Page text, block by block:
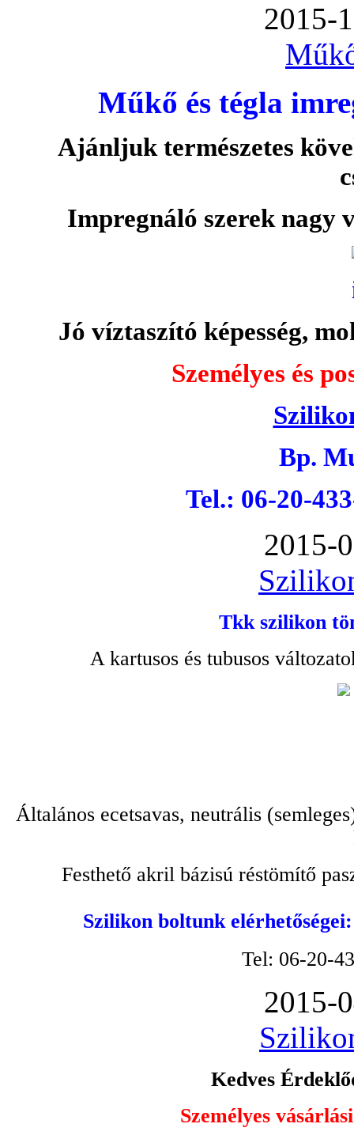
2015-
Műkő és tégla
Ajánljuk természetes
Impregnáló szerek
Jó víztaszító képesség,
Személyes és
Bp.
Tel.: 06-20-
2015-
Tkk szilikon
A kartusos és tubusos
Általános ecetsavas, neutrális
Festhető akril bázisú réstömítő
Szilikon boltunk
Tel: 06-20-
2015-
Kedves
Személyes